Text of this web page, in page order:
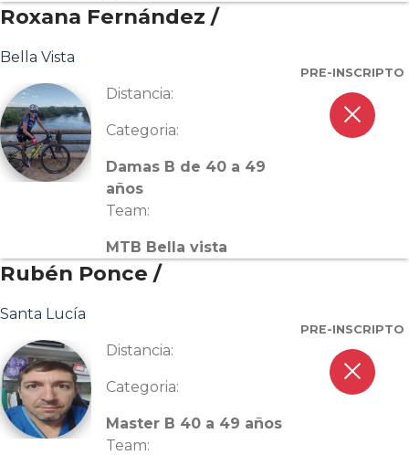
Roxana Fernández /
Bella Vista
Distancia:
Categoria:
Damas B de 40 a 49
años
Team:
MTB Bella vista
PRE-INSCRIPTO
close
Rubén Ponce /
Santa Lucía
Distancia:
Categoria:
Master B 40 a 49 años
Team:
PRE-INSCRIPTO
close